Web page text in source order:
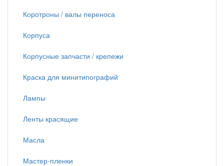
Коротроны / валы переноса
Корпуса
Корпусные запчасти / крепежи
Краска для минитипографий
Лампы
Ленты красящие
Масла
Мастер-пленки